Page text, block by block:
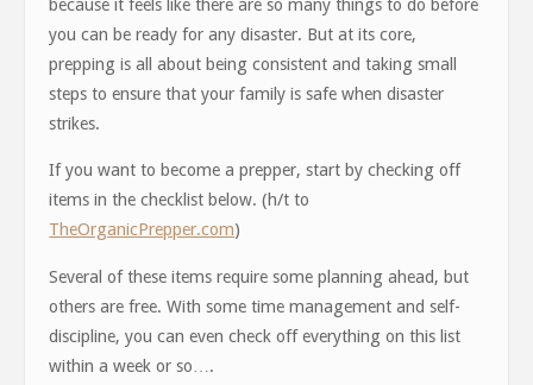
because it feels like there are so many things to do before
you can be ready for any disaster. But at its core,
prepping is all about being consistent and taking small
steps to ensure that your family is safe when disaster
strikes.
If you want to become a prepper, start by checking off
items in the checklist below. (h/t to
TheOrganicPrepper.com)
Several of these items require some planning ahead, but
others are free. With some time management and self-
discipline, you can even check off everything on this list
within a week or so….